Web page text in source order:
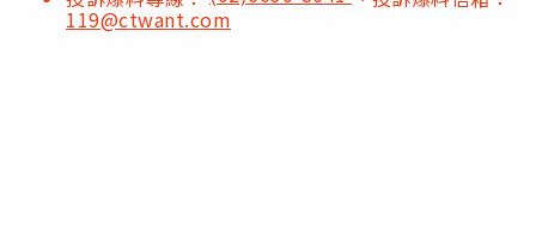
119@ctwant.com